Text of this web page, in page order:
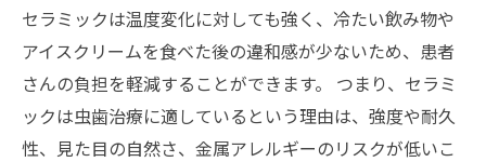
セラミックは温度変化に対しても強く、冷たい飲み物や
アイスクリームを食べた後の違和感が少ないため、患者
さんの負担を軽減することができます。 つまり、セラミ
ックは虫歯治療に適しているという理由は、強度や耐久
性、見た目の自然さ、金属アレルギーのリスクが低いこ